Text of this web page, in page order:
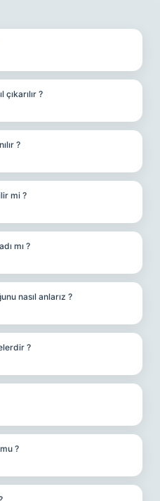
?
?
mi ?
mı ?
nasıl anlarız ?
?
?